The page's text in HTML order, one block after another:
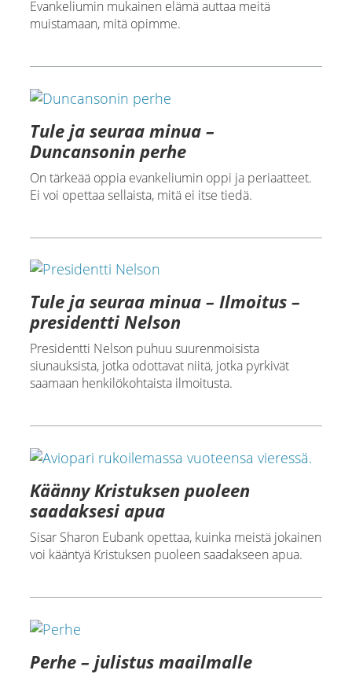
Evankeliumin mukainen elämä auttaa meitä
muistamaan, mitä opimme.
Tule ja seuraa minua –
Duncansonin perhe
On tärkeää oppia evankeliumin oppi ja periaatteet.
Ei voi opettaa sellaista, mitä ei itse tiedä.
Tule ja seuraa minua – Ilmoitus –
presidentti Nelson
Presidentti Nelson puhuu suurenmoisista
siunauksista, jotka odottavat niitä, jotka pyrkivät
saamaan henkilökohtaista ilmoitusta.
Käänny Kristuksen puoleen
saadaksesi apua
Sisar Sharon Eubank opettaa, kuinka meistä jokainen
voi kääntyä Kristuksen puoleen saadakseen apua.
Perhe – julistus maailmalle